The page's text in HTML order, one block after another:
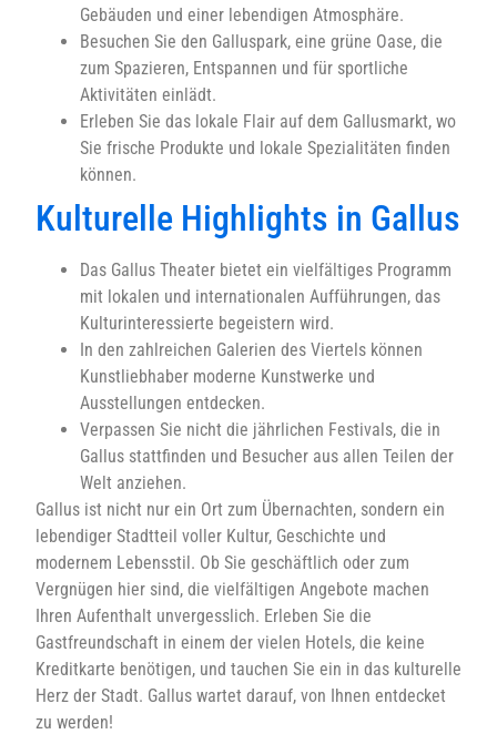
Gebäuden und einer lebendigen Atmosphäre.
Besuchen Sie den Galluspark, eine grüne Oase, die
zum Spazieren, Entspannen und für sportliche
Aktivitäten einlädt.
Erleben Sie das lokale Flair auf dem Gallusmarkt, wo
Sie frische Produkte und lokale Spezialitäten finden
können.
Kulturelle Highlights in Gallus
Das Gallus Theater bietet ein vielfältiges Programm
mit lokalen und internationalen Aufführungen, das
Kulturinteressierte begeistern wird.
In den zahlreichen Galerien des Viertels können
Kunstliebhaber moderne Kunstwerke und
Ausstellungen entdecken.
Verpassen Sie nicht die jährlichen Festivals, die in
Gallus stattfinden und Besucher aus allen Teilen der
Welt anziehen.
Gallus ist nicht nur ein Ort zum Übernachten, sondern ein
lebendiger Stadtteil voller Kultur, Geschichte und
modernem Lebensstil. Ob Sie geschäftlich oder zum
Vergnügen hier sind, die vielfältigen Angebote machen
Ihren Aufenthalt unvergesslich. Erleben Sie die
Gastfreundschaft in einem der vielen Hotels, die keine
Kreditkarte benötigen, und tauchen Sie ein in das kulturelle
Herz der Stadt. Gallus wartet darauf, von Ihnen entdecket
zu werden!